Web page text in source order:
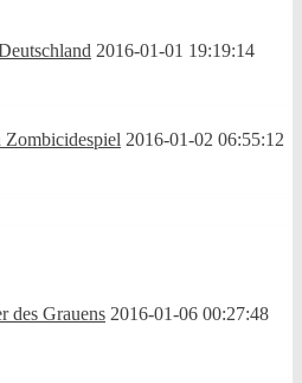
2016-01-01 19:19:14
2016-01-02 06:55:12
des Grauens 2016-01-06 00:27:48